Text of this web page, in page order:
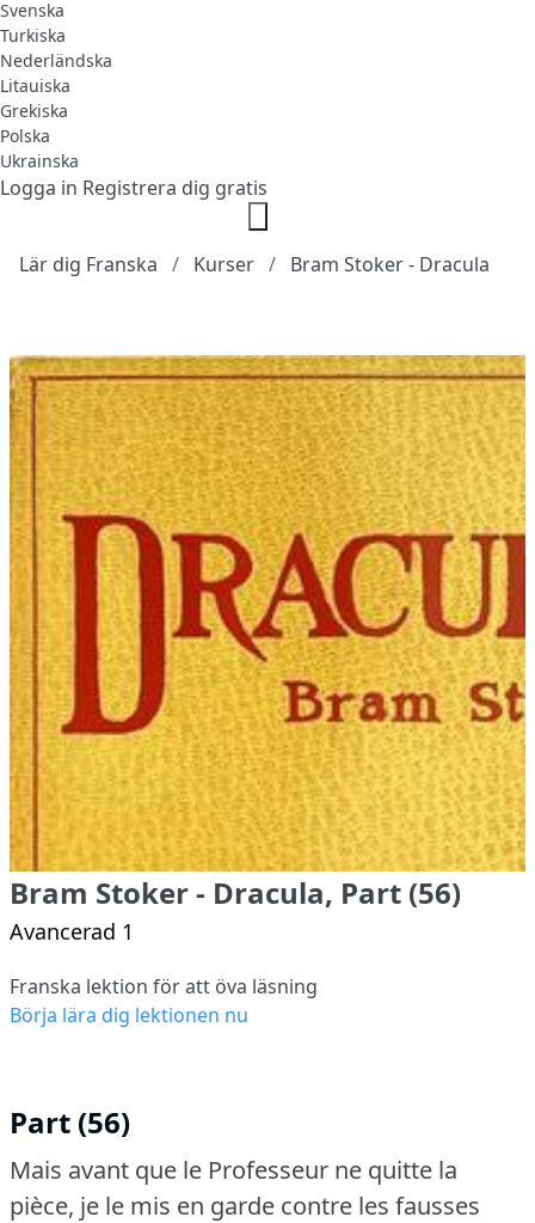
Svenska
Turkiska
Nederländska
Litauiska
Grekiska
Polska
Ukrainska
Logga in Registrera dig gratis
Lär dig Franska Kurser Bram Stoker - Dracula
Bram Stoker - Dracula, Part (56)
Avancerad 1
Franska lektion för att öva läsning
Börja lära dig lektionen nu
Part (56)
Mais avant que le Professeur ne quitte la
pièce, je le mis en garde contre les fausses